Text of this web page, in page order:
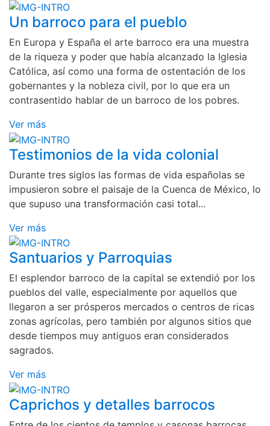
Un barroco para el pueblo
En Europa y España el arte barroco era una muestra
de la riqueza y poder que había alcanzado la Iglesia
Católica, así como una forma de ostentación de los
gobernantes y la nobleza civil, por lo que era un
contrasentido hablar de un barroco de los pobres.
Ver más
Testimonios de la vida colonial
Durante tres siglos las formas de vida españolas se
impusieron sobre el paisaje de la Cuenca de México, lo
que supuso una transformación casi total...
Ver más
Santuarios y Parroquias
El esplendor barroco de la capital se extendió por los
pueblos del valle, especialmente por aquellos que
llegaron a ser prósperos mercados o centros de ricas
zonas agrícolas, pero también por algunos sitios que
desde tiempos muy antiguos eran considerados
sagrados.
Ver más
Caprichos y detalles barrocos